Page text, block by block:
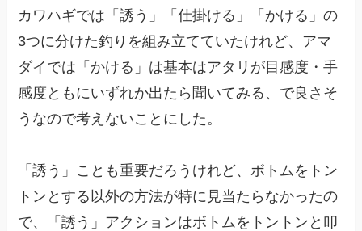
カワハギでは「誘う」「仕掛ける」「かける」の
3つに分けた釣りを組み立てていたけれど、アマ
ダイでは「かける」は基本はアタリが目感度・手
感度ともにいずれか出たら聞いてみる、で良さそ
うなので考えないことにした。
「誘う」ことも重要だろうけれど、ボトムをトン
トンとする以外の方法が特に見当たらなかったの
で、「誘う」アクションはボトムをトントンと叩